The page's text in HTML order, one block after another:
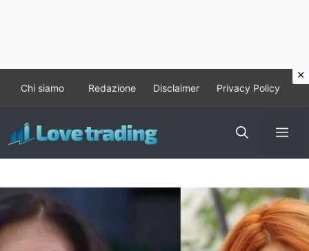
contenuto
Chi siamo Redazione Disclaimer Privacy Policy